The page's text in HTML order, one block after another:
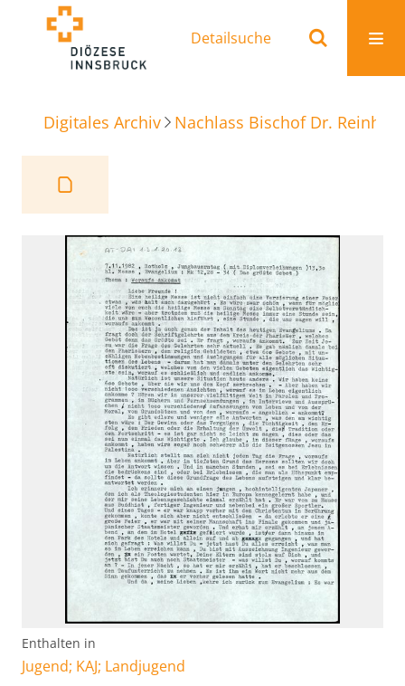
Detailsuche
Digitales Archiv Nachlass Bischof Dr.
Enthalten in
Jugend; KAJ; Landjugend